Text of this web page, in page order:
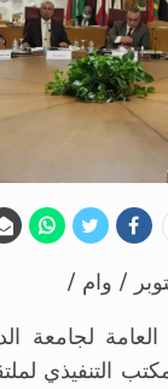
لجامعة
التنفيذي